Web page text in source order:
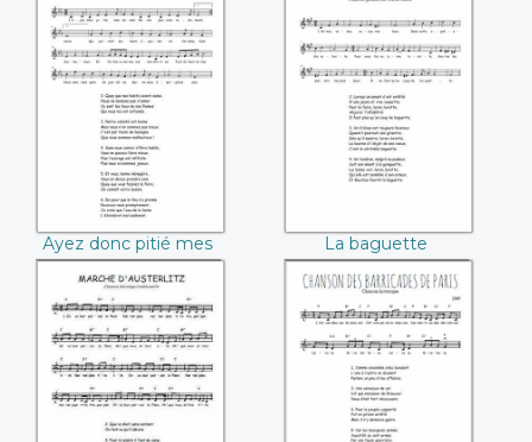
Ayez donc pitié
mes Dames
Ayez donc pitié mes
Dames
La baguette
La baguette
Marche d'Austerlitz
Chanson des
barricades de Paris